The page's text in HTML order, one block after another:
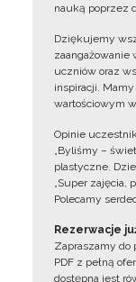
nauką poprzez
Dziękujemy
zaangażowanie
uczniów oraz
inspiracji.
wartościowym
Opinie
„Byliśmy –
plastyczne.
„Super zajęcia,
Polecamy
Rezerwacje
Zapraszamy do
PDF z pełną
dostępna jest